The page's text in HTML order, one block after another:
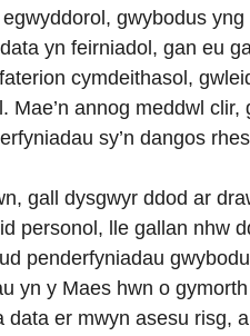
gwybodus
yn feirniadol, gan eu
cymdeithasol,
Mae’n annog meddwl
sy’n dangos
gall dysgwyr ddod ar
personol, lle gallan nhw
penderfyniadau
yn y Maes hwn o
data er mwyn asesu risg,